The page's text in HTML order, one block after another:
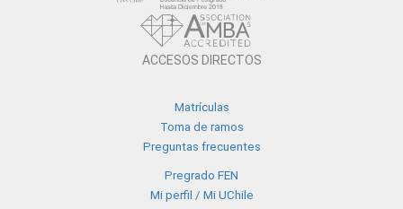
ACCESOS DIRECTOS
Matrículas
Toma de ramos
Preguntas frecuentes
Pregrado FEN
Mi perfil / Mi UChile